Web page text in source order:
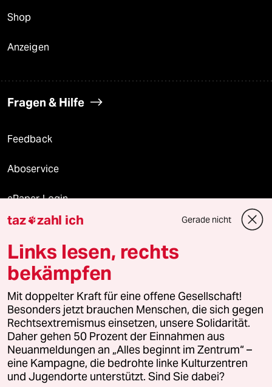
Shop
Anzeigen
Fragen & Hilfe
Feedback
Aboservice
ePaper Login
Downloads für Abonnierende
© 2026 taz Verlags und Vertriebs GmbH
Alle Rechte vorbehalten. Bei rechtlichen Fragen oder für Genehmigungen
wenden Sie sich bitte an
lizenzen@taz.de
Feedback Redaktionsstatut Kommune-Richtlinien
Leitlinie Informant Datenschutz Impressum AGB
taz zahl ich Gerade nicht
Links lesen, rechts
bekämpfen
Mit doppelter Kraft für eine offene Gesellschaft!
Besonders jetzt brauchen Menschen, die sich gegen
Rechtsextremismus einsetzen, unsere Solidarität.
Daher gehen 50 Prozent der Einnahmen aus
Neuanmeldungen an „Alles beginnt im Zentrum“ –
eine Kampagne, die bedrohte linke Kulturzentren
und Jugendorte unterstützt. Sind Sie dabei?